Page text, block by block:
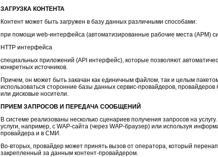
ЗАГРУЗКА КОНТЕНТА
Контент может быть загружен в базу данных различными способами:
при помощи web-интерфейса (автоматизированные рабочие места (АРМ)
HTTP интерфейса
специальных приложений (API интерфейс), которые позволяют
конкретных источников.
Причем, он может быть закачан как единичным файлом, так и целым
использоваться сторонние базы данных сервис-провайдеров, провайдеров
или дисковые носители.
ПРИЕМ ЗАПРОСОВ И ПЕРЕДАЧА СООБЩЕНИЙ
В системе реализованы несколько сценариев получения запросов на услугу.
услуги, например, с WAP-сайта (через WAP-браузер) или используя
провайдера и в СМИ.
Во-вторых, провайдер может принять вызов от оператора, который
закрепленный за данным контент-провайдером.